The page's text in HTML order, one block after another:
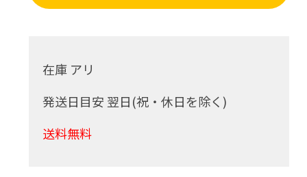
在庫 アリ
発送日目安 翌日(祝・休日を除く)
送料無料